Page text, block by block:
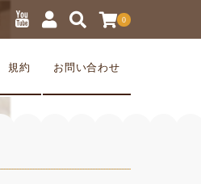
0
規約 お問い合わせ